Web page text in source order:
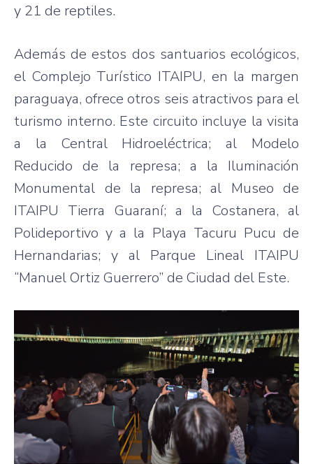
y 21 de reptiles.
Además de estos dos santuarios ecológicos,
el Complejo Turístico ITAIPU, en la margen
paraguaya, ofrece otros seis atractivos para el
turismo interno. Este circuito incluye la visita
a la Central Hidroeléctrica; al Modelo
Reducido de la represa; a la Iluminación
Monumental de la represa; al Museo de
ITAIPU Tierra Guaraní; a la Costanera, al
Polideportivo y a la Playa Tacuru Pucu de
Hernandarias; y al Parque Lineal ITAIPU
“Manuel Ortiz Guerrero” de Ciudad del Este.